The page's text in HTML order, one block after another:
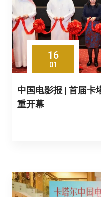
16
01
中国电影报 | 首届卡
重开幕